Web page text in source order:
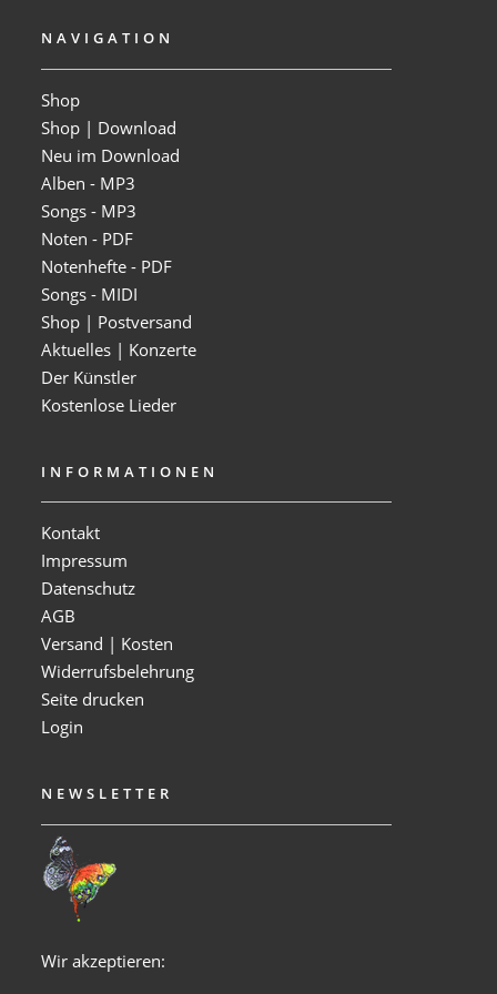
NAVIGATION
Shop
Shop | Download
Neu im Download
Alben - MP3
Songs - MP3
Noten - PDF
Notenhefte - PDF
Songs - MIDI
Shop | Postversand
Aktuelles | Konzerte
Der Künstler
Kostenlose Lieder
INFORMATIONEN
Kontakt
Impressum
Datenschutz
AGB
Versand | Kosten
Widerrufsbelehrung
Seite drucken
Login
NEWSLETTER
Wir akzeptieren: